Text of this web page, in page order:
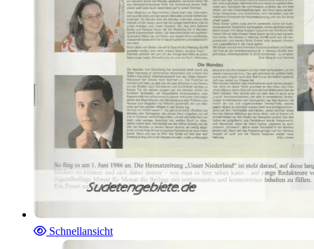
Schnellansicht